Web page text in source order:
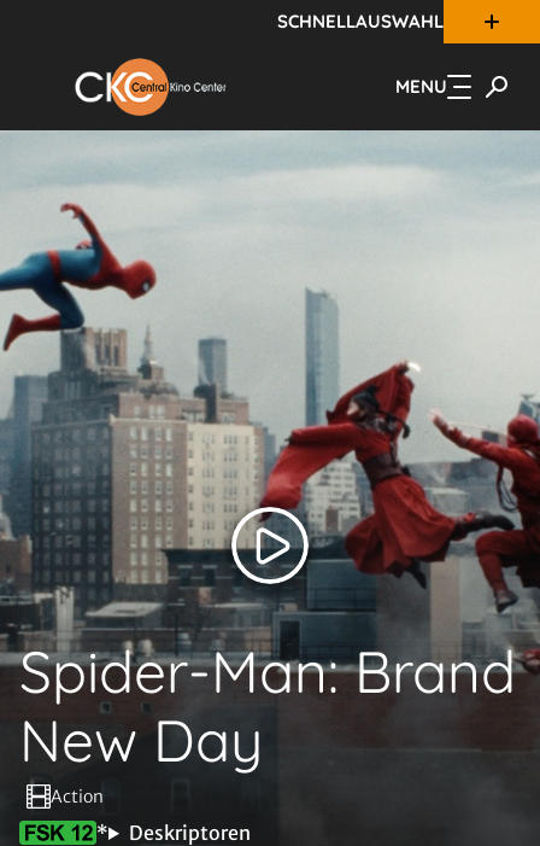
SCHNELLAUSWAHL
MENU
Spider-Man: Brand
New Day
Action
* Deskriptoren